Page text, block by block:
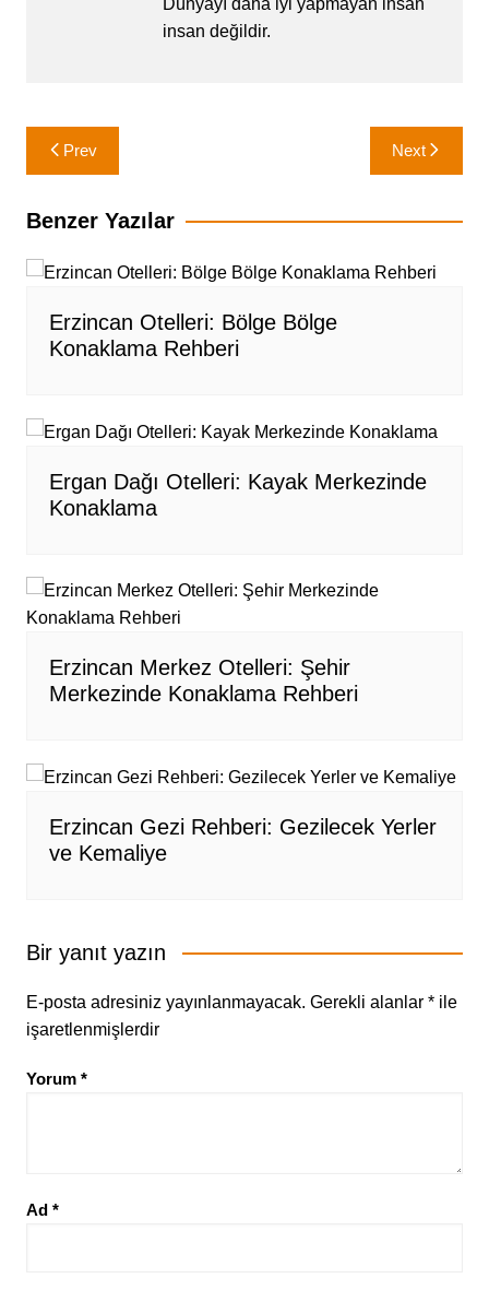
insan değildir.
Yazı
gezinmesi
Prev Next
Benzer Yazılar
Erzincan Otelleri: Bölge Bölge
Konaklama Rehberi
Ergan Dağı Otelleri: Kayak Merkezinde
Konaklama
Erzincan Merkez Otelleri: Şehir
Merkezinde Konaklama Rehberi
Erzincan Gezi Rehberi: Gezilecek Yerler
ve Kemaliye
Bir yanıt yazın
E-posta adresiniz yayınlanmayacak. Gerekli alanlar *ile
işaretlenmişlerdir
Yorum *
Ad *